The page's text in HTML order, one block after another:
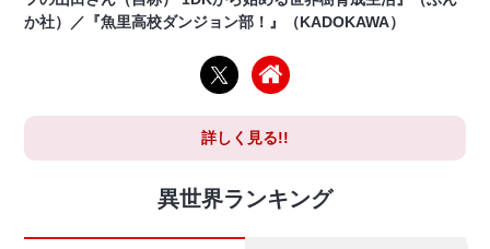
か社）／『魚里高校ダンジョン部！』（KADOKAWA）
詳しく見る!!
異世界ランキング